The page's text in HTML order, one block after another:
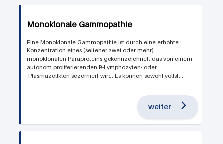
Monoklonale Gammopathie
Eine Monoklonale Gammopathie ist durch eine erhöhte
Konzentration eines (seltener zwei oder mehr)
monoklonalen Paraproteins gekennzeichnet, das von einem
autonom proliferierenden B-Lymphozyten- oder
Plasmazellklon sezerniert wird. Es können sowohl vollst...
weiter